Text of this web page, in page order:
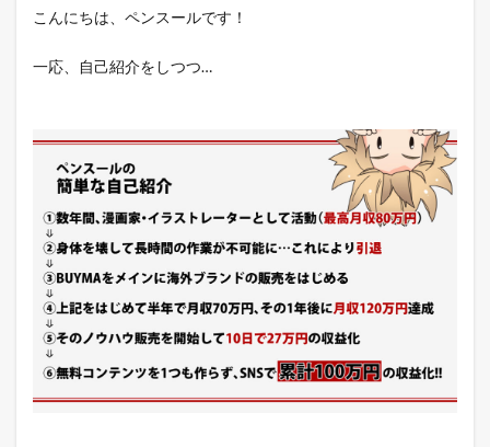
こんにちは、ペンスールです！
一応、自己紹介をしつつ…